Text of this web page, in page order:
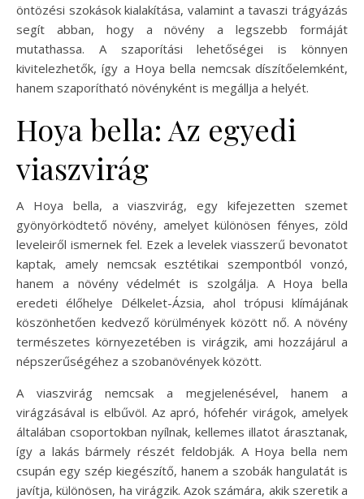
öntözési szokások kialakítása, valamint a tavaszi trágyázás
segít abban, hogy a növény a legszebb formáját
mutathassa. A szaporítási lehetőségei is könnyen
kivitelezhetők, így a Hoya bella nemcsak díszítőelemként,
hanem szaporítható növényként is megállja a helyét.
Hoya bella: Az egyedi
viaszvirág
A Hoya bella, a viaszvirág, egy kifejezetten szemet
gyönyörködtető növény, amelyet különösen fényes, zöld
leveleiről ismernek fel. Ezek a levelek viasszerű bevonatot
kaptak, amely nemcsak esztétikai szempontból vonzó,
hanem a növény védelmét is szolgálja. A Hoya bella
eredeti élőhelye Délkelet-Ázsia, ahol trópusi klímájának
köszönhetően kedvező körülmények között nő. A növény
természetes környezetében is virágzik, ami hozzájárul a
népszerűségéhez a szobanövények között.
A viaszvirág nemcsak a megjelenésével, hanem a
virágzásával is elbűvöl. Az apró, hófehér virágok, amelyek
általában csoportokban nyílnak, kellemes illatot árasztanak,
így a lakás bármely részét feldobják. A Hoya bella nem
csupán egy szép kiegészítő, hanem a szobák hangulatát is
javítja, különösen, ha virágzik. Azok számára, akik szeretik a